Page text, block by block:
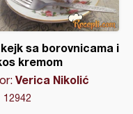
sa borovnicama i
kremom
Verica Nikolić
12942